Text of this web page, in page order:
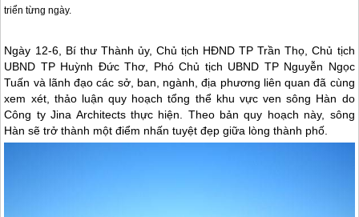
triển từng ngày.
Ngày 12-6, Bí thư Thành ủy, Chủ tịch HĐND TP Trần Thọ, Chủ tịch
UBND TP Huỳnh Đức Thơ, Phó Chủ tịch UBND TP Nguyễn Ngọc
Tuấn và lãnh đạo các sở, ban, ngành, địa phương liên quan đã cùng
xem xét, thảo luận quy hoạch tổng thể khu vực ven sông Hàn do
Công ty Jina Architects thực hiện. Theo bản quy hoạch này, sông
Hàn sẽ trở thành một điểm nhấn tuyệt đẹp giữa lòng thành phố.